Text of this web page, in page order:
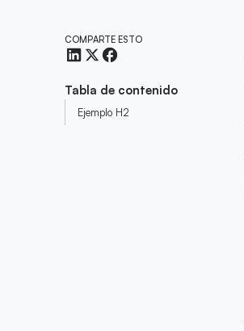
COMPARTE ESTO
Tabla de contenido
Ejemplo H2